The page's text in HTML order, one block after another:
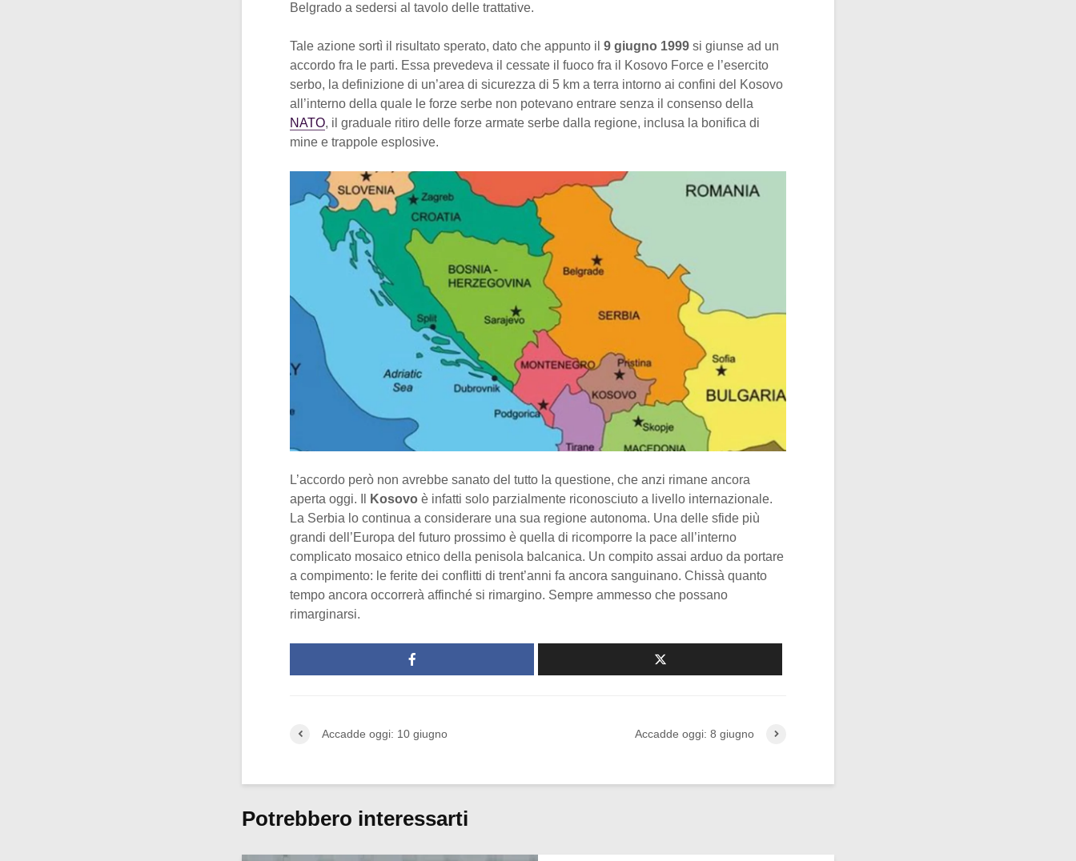
Belgrado a sedersi al tavolo delle trattative.
Tale azione sortì il risultato sperato, dato che appunto il 9 giugno 1999 si giunse ad un
accordo fra le parti. Essa prevedeva il cessate il fuoco fra il Kosovo Force e l’esercito
serbo, la definizione di un’area di sicurezza di 5 km a terra intorno ai confini del Kosovo
all’interno della quale le forze serbe non potevano entrare senza il consenso della
NATO, il graduale ritiro delle forze armate serbe dalla regione, inclusa la bonifica di
mine e trappole esplosive.
L’accordo però non avrebbe sanato del tutto la questione, che anzi rimane ancora
aperta oggi. Il
Kosovo è infatti solo parzialmente riconosciuto a livello internazionale.
La Serbia lo continua a considerare una sua regione autonoma. Una delle sfide più
grandi dell’Europa del futuro prossimo è quella di ricomporre la pace all’interno
complicato mosaico etnico della penisola balcanica. Un compito assai arduo da portare
a compimento: le ferite dei conflitti di trent’anni fa ancora sanguinano. Chissà quanto
tempo ancora occorrerà affinché si rimargino. Sempre ammesso che possano
rimarginarsi.
Accadde oggi: 10 giugno Accadde oggi: 8 giugno
Potrebbero interessarti